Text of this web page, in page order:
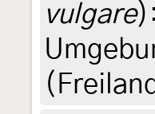
vulgare